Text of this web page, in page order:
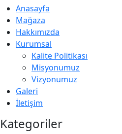
Anasayfa
Mağaza
Hakkımızda
Kurumsal
Kalite Politikası
Misyonumuz
Vizyonumuz
Galeri
İletişim
Kategoriler